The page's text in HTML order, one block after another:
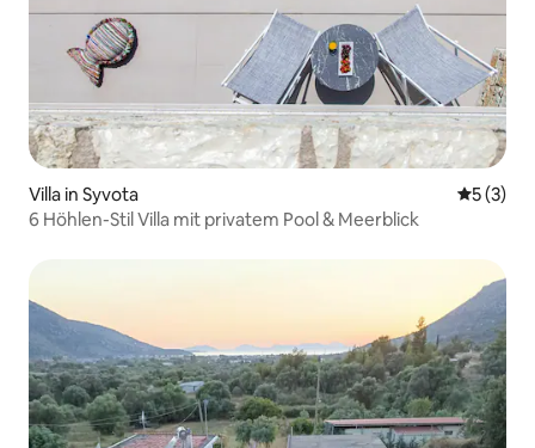
Villa in Syvota
5 (3)
6 Höhlen-Stil Villa mit privatem Pool & Meerblick